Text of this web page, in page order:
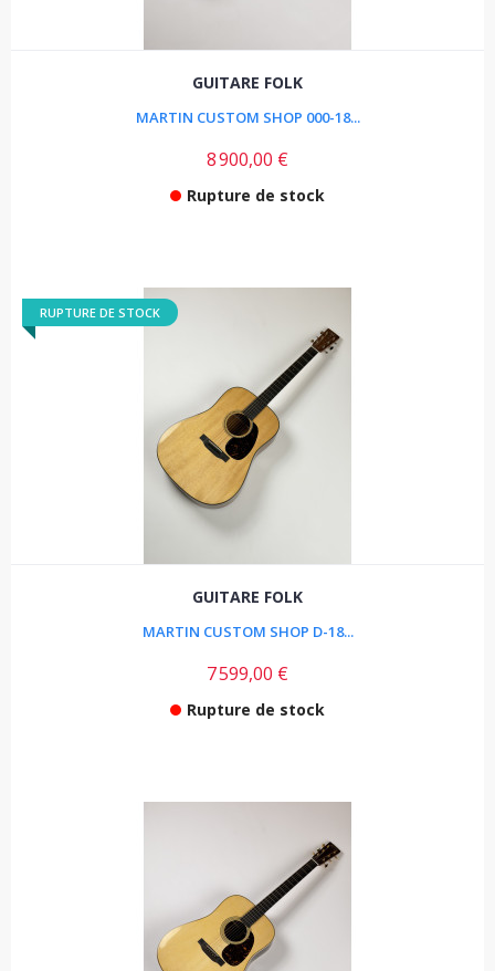
GUITARE FOLK
MARTIN CUSTOM SHOP 000-18...
8 900,00 €
Rupture de stock
RUPTURE DE STOCK
GUITARE FOLK
MARTIN CUSTOM SHOP D-18...
7 599,00 €
Rupture de stock